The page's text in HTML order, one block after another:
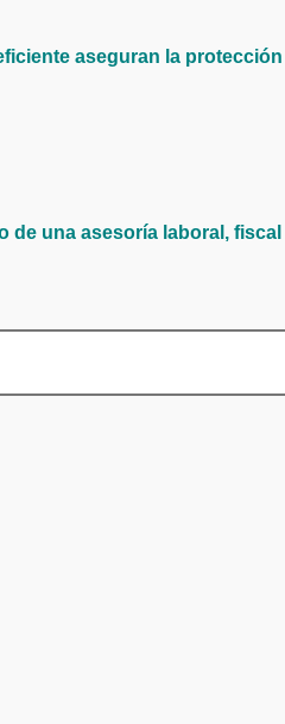
aseguran la protección
de una asesoría laboral, fiscal